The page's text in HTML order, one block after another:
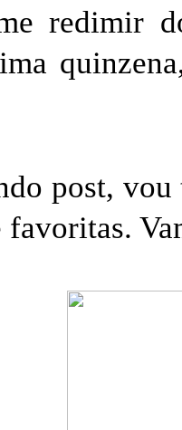
redimir
post,
favoritas.